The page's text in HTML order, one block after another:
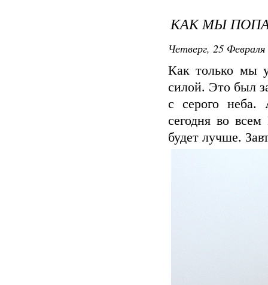
КАК МЫ
Четверг, 25
Как только мы
силой. Это был
с серого неба.
сегодня во
будет лучше.